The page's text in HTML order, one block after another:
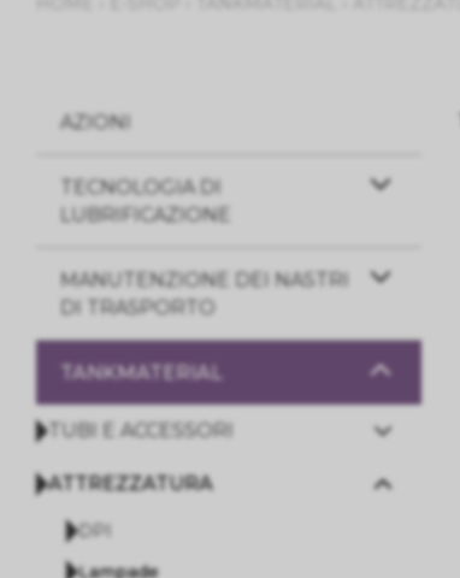
AZIONI
TECNOLOGIA DI
LUBRIFICAZIONE
MANUTENZIONE DEI NASTRI
DI TRASPORTO
TANKMATERIAL
TUBI E ACCESSORI
ATTREZZATURA
DPI
Lampade